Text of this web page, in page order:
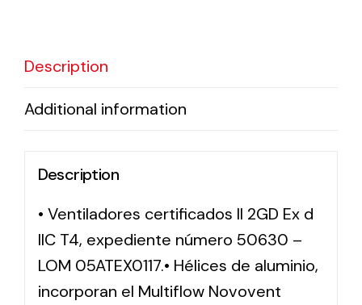
Solar lighting
Description
Additional information
Description
• Ventiladores certificados II 2GD Ex d
IIC T4, expediente número 50630 –
LOM 05ATEX0117.• Hélices de aluminio,
incorporan el Multiflow Novovent